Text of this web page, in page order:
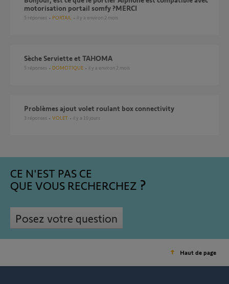
motorisation portail somfy ?MERCI
5 réponses PORTAIL il y a environ 2 mois
Sèche Serviette et TAHOMA
5 réponses DOMOTIQUE il y a environ 2 mois
Problèmes ajout volet roulant box connectivity
3 réponses VOLET il y a 10 jours
CE N'EST PAS CE
QUE VOUS RECHERCHEZ
Posez votre question
Haut de page